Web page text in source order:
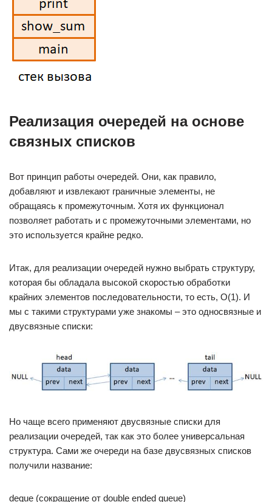
Реализация очередей на основе
связных списков
Вот принцип работы очередей. Они, как правило,
добавляют и извлекают граничные элементы, не
обращаясь к промежуточным. Хотя их функционал
позволяет работать и с промежуточными элементами, но
это используется крайне редко.
Итак, для реализации очередей нужно выбрать структуру,
которая бы обладала высокой скоростью обработки
крайних элементов последовательности, то есть, O(1). И
мы с такими структурами уже знакомы – это односвязные и
двусвязные списки:
Но чаще всего применяют двусвязные списки для
реализации очередей, так как это более универсальная
структура. Сами же очереди на базе двусвязных списков
получили название:
deque (сокращение от double ended queue)